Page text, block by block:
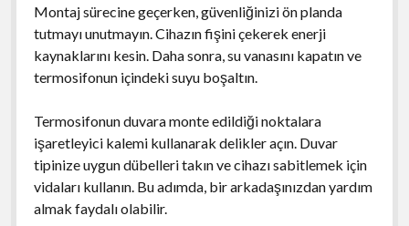
Montaj sürecine geçerken, güvenliğinizi ön planda
tutmayı unutmayın. Cihazın fişini çekerek enerji
kaynaklarını kesin. Daha sonra, su vanasını kapatın ve
termosifonun içindeki suyu boşaltın.
Termosifonun duvara monte edildiği noktalara
işaretleyici kalemi kullanarak delikler açın. Duvar
tipinize uygun dübelleri takın ve cihazı sabitlemek için
vidaları kullanın. Bu adımda, bir arkadaşınızdan yardım
almak faydalı olabilir.